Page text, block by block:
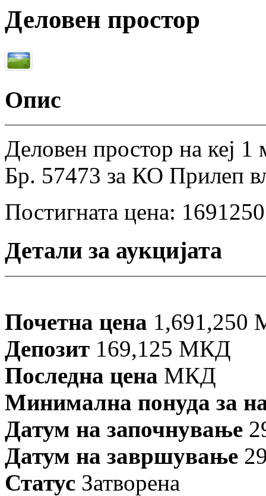
Деловен простор
Опис
Деловен простор на кеј
Бр. 57473 за КО Прилеп
Постигната цена:
Детали за аукцијата
Почетна цена 1,691,250
Депозит 169,125 МКД
Последна цена МКД
Минимална понуда за
Датум на започнување
Датум на завршување
Статус Затворена